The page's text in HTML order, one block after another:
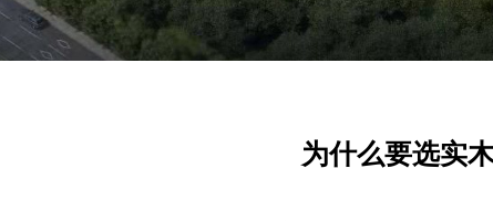
为什么要选实